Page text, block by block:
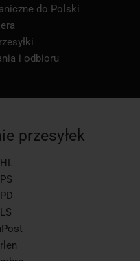
do Polski
i odbioru
przesyłek